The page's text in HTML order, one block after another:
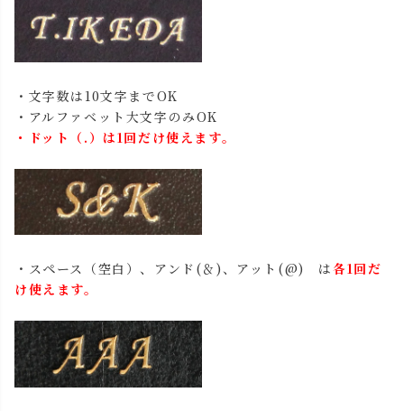
・文字数は10文字までOK
・アルファベット大文字のみOK
・ドット（.）は1回だけ使えます。
・スペース（空白）、アンド(＆)、アット(@) は各1回だ
け使えます。